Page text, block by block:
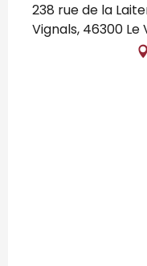
238 rue de la
Vignals, 46300 Le